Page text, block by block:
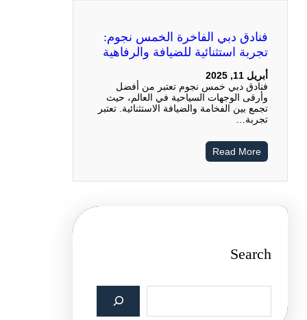
فنادق دبي الفاخرة الخمس نجوم:
تجربة استثنائية للضيافة والرفاهية
أبريل 11, 2025
فنادق دبي خمس نجوم تعتبر من أفضل
وأرقى الوجهات السياحية في العالم، حيث
تجمع بين الفخامة والضيافة الاستثنائية. تعتبر
تجربة…
Read More
Search